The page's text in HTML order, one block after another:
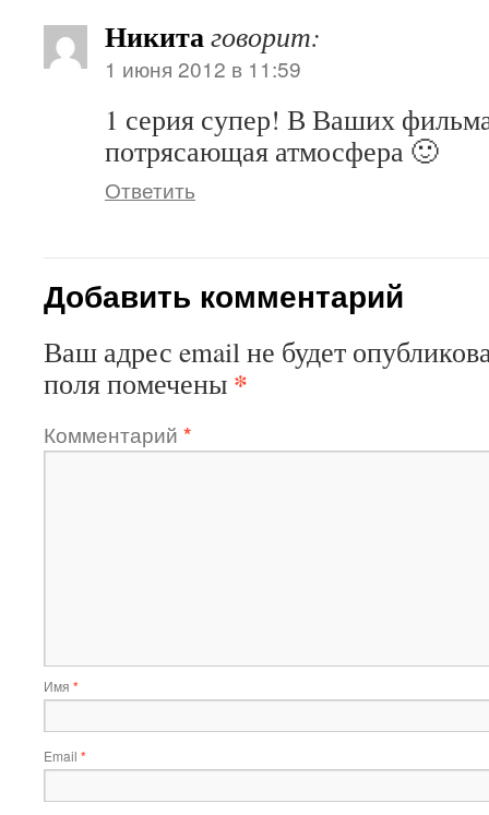
Никитаговорит:
1 июня 2012 в 11:59
1 серия супер! В Ваших
потрясающая атмосфера 🙂
Ответить
Добавить комментарий
Ваш адрес email не будет
поля помечены *
Комментарий *
Имя *
Email *